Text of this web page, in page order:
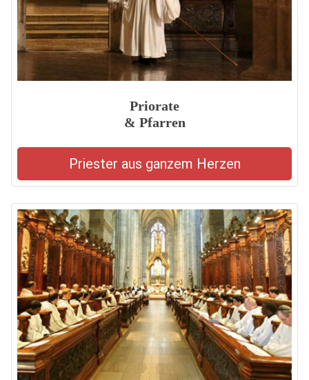
Priorate
& Pfarren
Priester aus ganzem Herzen